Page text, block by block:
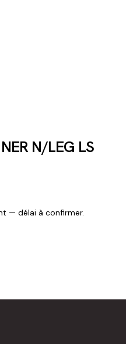
N/LEG LS
— délai à confirmer.